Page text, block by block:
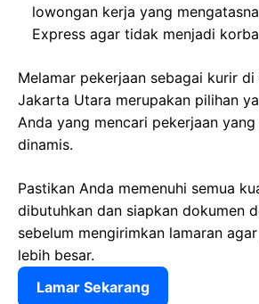
lowongan kerja yang
Express agar tidak menjadi
Melamar pekerjaan sebagai kurir di
Jakarta Utara merupakan pilihan
Anda yang mencari pekerjaan
dinamis.
Pastikan Anda memenuhi semua
dibutuhkan dan siapkan dokumen
sebelum mengirimkan lamaran
lebih besar.
Lamar Sekarang